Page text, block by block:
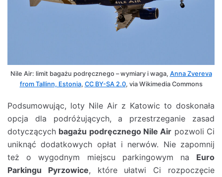
Nile Air: limit bagażu podręcznego – wymiary i waga, Anna Zvereva
from Tallinn, Estonia, CC BY-SA 2.0, via Wikimedia Commons
Podsumowując, loty Nile Air z Katowic to doskonała
opcja dla podróżujących, a przestrzeganie zasad
dotyczących bagażu podręcznego Nile Air pozwoli Ci
uniknąć dodatkowych opłat i nerwów. Nie zapomnij
też o wygodnym miejscu parkingowym na Euro
Parkingu Pyrzowice, które ułatwi Ci rozpoczęcie